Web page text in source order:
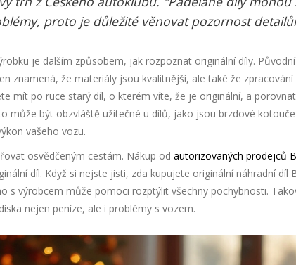
proto je důležité věnovat pozornost
je dalším způsobem, jak rozpoznat originální díly.
znamená, že materiály jsou kvalitnější, ale také že
mít po ruce starý díl, o kterém víte, že je originální, a
může být obzvláště užitečné u dílů, jako jsou brzdové
vašeho vozu.
osvědčeným cestám. Nákup od autorizovaných prodejců
díl. Když si nejste jisti, zda kupujete originální náhradní díl
s výrobcem může pomoci rozptýlit všechny pochybnosti.
nejen peníze, ale i problémy s vozem.